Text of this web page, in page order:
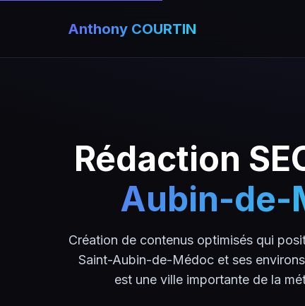
Anthony COURTIN
Rédaction
Aubin-de-
Création de contenus optimisés qui
Saint-Aubin-de-Médoc et ses
est une ville importante de la